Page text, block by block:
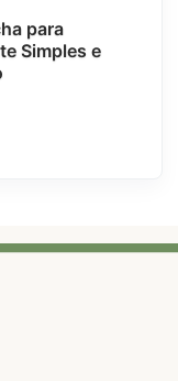
para
Simples e